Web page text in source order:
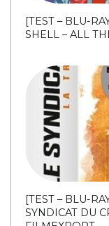
[TEST – BLU-
SHELL – ALL
[TEST – BLU-
SYNDICAT DU